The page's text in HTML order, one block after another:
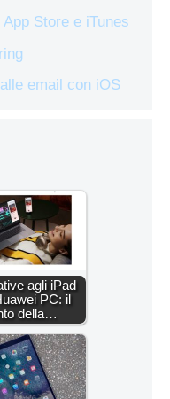
Store e iTunes
email con iOS
agli iPad
PC: il
della…